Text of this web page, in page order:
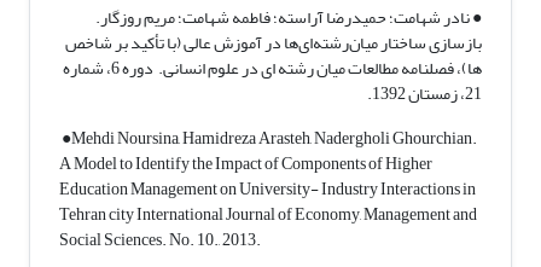
● نادر شهامت؛ حمیدرضا آراسته؛ فاطمه شهامت؛ مریم روزگار.
بازسازی ساختار میان‌رشته‌ای‌ها در آموزش عالی (با تأکید بر شاخص
ها)، فصلنامه مطالعات میان رشته ای در علوم انسانی. دوره 6، شماره
21، زمستان 1392.
●Mehdi Noursina, Hamidreza Arasteh, Nadergholi Ghourchian.
A Model to Identify the Impact of Components of Higher
Education Management on University- Industry Interactions in
Tehran city International Journal of Economy, Management and
Social Sciences. No. 10., 2013.